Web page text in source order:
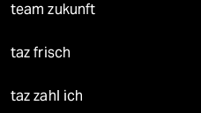
team zukunft
taz frisch
taz zahl ich